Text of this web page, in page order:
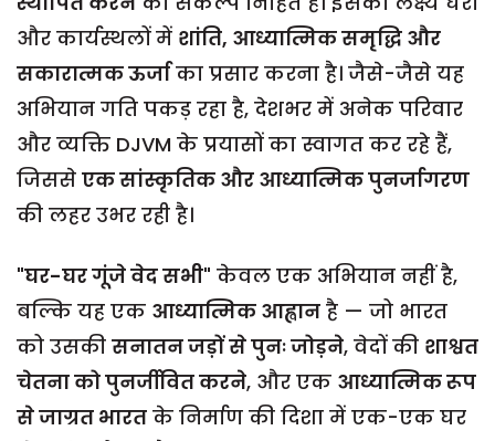
और कार्यस्थलों में शांति, आध्यात्मिक समृद्धि और
सकारात्मक ऊर्जाका प्रसार करना है। जैसे-जैसे यह
अभियान गति पकड़ रहा है, देशभर में अनेक परिवार
और व्यक्ति DJVM के प्रयासों का स्वागत कर रहे हैं,
जिससे एक सांस्कृतिक और आध्यात्मिक पुनर्जागरण
की लहर उभर रही है।
"घर-घर गूंजे वेद सभी" केवल एक अभियान नहीं है,
बल्कि यह एक आध्यात्मिक आह्वान है — जो भारत
को उसकी सनातन जड़ों से पुनः जोड़ने, वेदों की शाश्वत
चेतना को पुनर्जीवित करने, और एक आध्यात्मिक रूप
से जाग्रत भारत के निर्माण की दिशा में एक-एक घर